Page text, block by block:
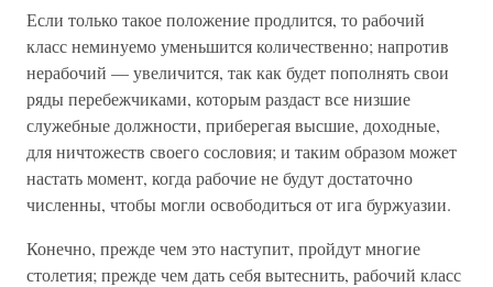
Если только такое положение продлится, то рабочий
класс неминуемо уменьшится количественно; напротив
нерабочий — увеличится, так как будет пополнять свои
ряды перебежчиками, которым раздаст все низшие
служебные должности, приберегая высшие, доходные,
для ничтожеств своего сословия; и таким образом может
настать момент, когда рабочие не будут достаточно
численны, чтобы могли освободиться от ига буржуазии.
Конечно, прежде чем это наступит, пройдут многие
столетия; прежде чем дать себя вытеснить, рабочий класс